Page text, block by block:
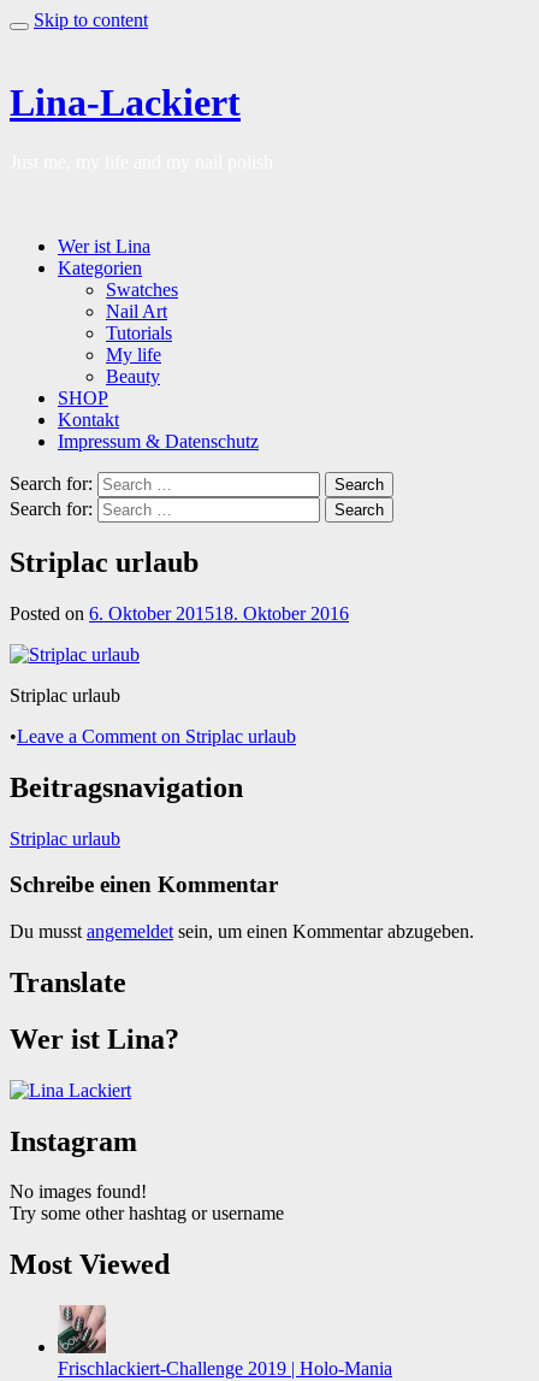
Skip to content
Lina-Lackiert
Wer ist Lina
Kategorien
Swatches
Nail Art
Tutorials
My life
Beauty
SHOP
Kontakt
Impressum & Datenschutz
Search for: Search
Search for: Search
Striplac urlaub
Posted on 6. Oktober 201518. Oktober 2016
Striplac urlaub
•Leave a Comment on Striplac urlaub
Beitragsnavigation
Striplac urlaub
Schreibe einen Kommentar
Du musst angemeldet sein, um einen Kommentar abzugeben.
Translate
Wer ist Lina?
Instagram
No images found!
Try some other hashtag or username
Most Viewed
Frischlackiert-Challenge 2019 | Holo-Mania